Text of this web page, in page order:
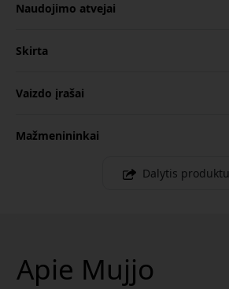
Naudojimo atvejai
Skirta
Vaizdo įrašai
Mažmenininkai
Dalytis produktu
Apie Mujjo